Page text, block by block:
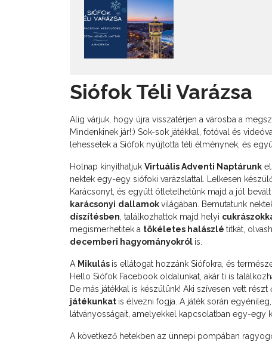
Siófok Téli Varázsa
Alig várjuk, hogy újra visszatérjen a városba a
Mindenkinek jár!:) Sok-sok játékkal, fotóval és
lehessetek a Siófok nyújtotta téli élménynek, és
Holnap kinyithatjuk Virtuális Adventi Naptárunk
nektek egy-egy siófoki varázslattal. Lelkesen
Karácsonyt, és együtt ötletelhetünk majd a jól bevált
karácsonyi dallamokvilágában. Bemutatunk
díszítésben , találkozhattok majd helyi
megismerhetitek a tökéletes halászlé titkát,
decemberi hagyományokról is.
A Mikulás is ellátogat hozzánk Siófokra, és
Hello Siófok Facebook oldalunkat, akár ti is
De más játékkal is készülünk! Aki szívesen vett
játékunkat is élvezni fogja. A játék során
látványosságait, amelyekkel kapcsolatban egy-egy
A következő hetekben az ünnepi pompában